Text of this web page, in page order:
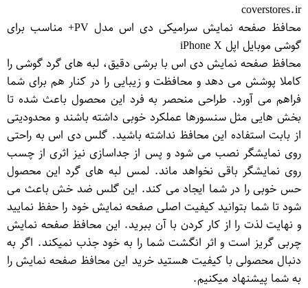
coverstores.ir
محافظ صفحه نمایش سرامیکی دی اس مدل PV+ مناسب برای
گوشی موبایل اپل iPhone X
محافظ صفحه نمایش دی اس با برشی دقیق، لبه های گرد گوشی را
کاملا پوشش می دهد و محافظت و زیبایی را در کنار هم برای شما
فراهم می آورد. طراحی منحصر به فرد این محصول باعث شده تا
بخش هایی مثل سنسورها عملکرد خوبی داشته باشند و محدودیتی
از بابت استفاده این محافظ نداشته باشید. گلس دی اس به راحتی
روی نمایشگر نصب می شود و پس از جداسازی نیز اثری از چسب
روی نمایشگر باقی نخواهد ماند. لمس لبه های گرد این محصول
حس خوبی را در شما ایجاد می کند. این گلس ضد خش باعث می
شود تا شما بتوانید کیفیت اصلی صفحه نمایش خود را حفظ نمایید
و نهایت لذت را از کار کردن با آن ببرید. این محافظ صفحه نمایش
چربی گریز است و اثر انگشت شما را به خود جذب نمیکند. اگر به
دنبال محصولی با کیفیت هستید خرید این محافظ صفحه نمایش را
به شما پیشنهاد میکنیم.